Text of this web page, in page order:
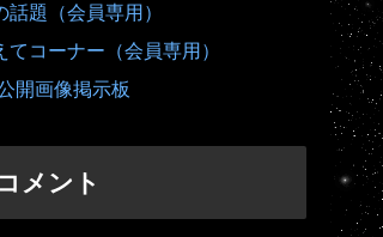
話題（会員専用）
てコーナー（会員専用）
開画像掲示板
メント